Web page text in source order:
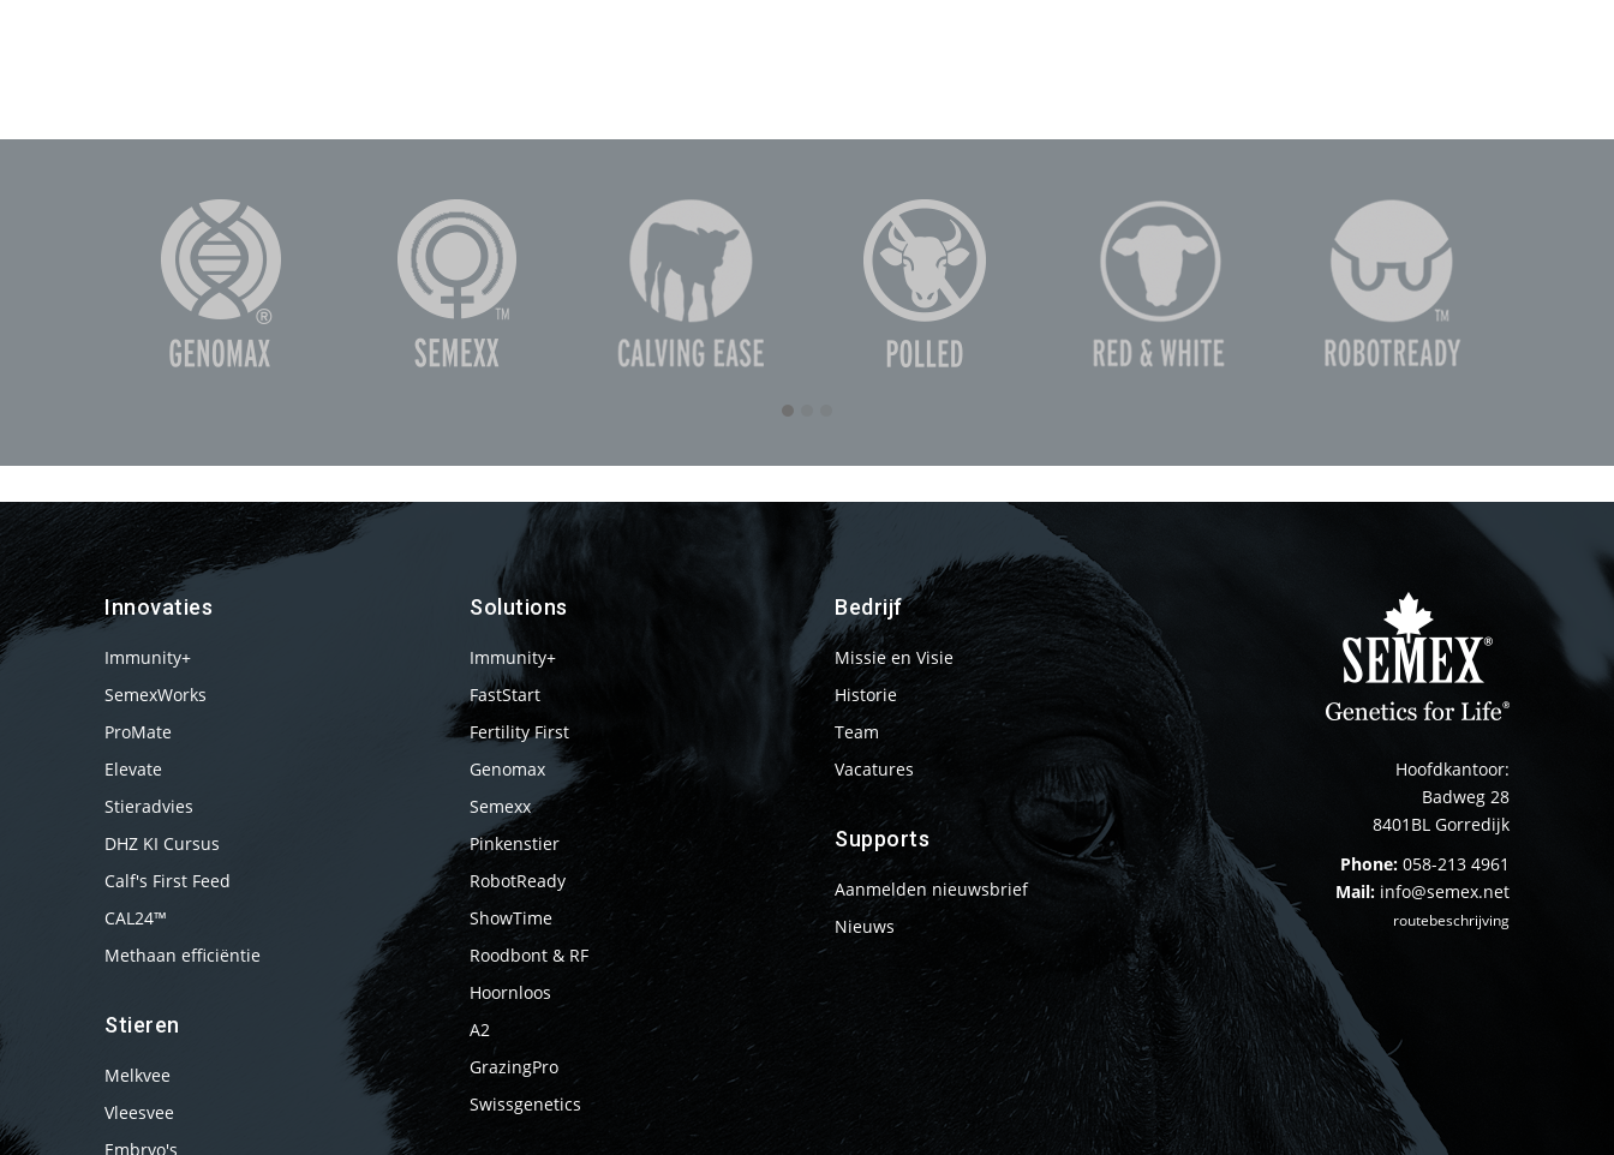
Innovaties
Immunity+
SemexWorks
ProMate
Elevate
Stieradvies
DHZ KI Cursus
Calf's First Feed
CAL24™
Methaan efficiëntie
Stieren
Melkvee
Vleesvee
Embryo's
Solutions
Immunity+
FastStart
Fertility First
Genomax
Semexx
Pinkenstier
RobotReady
ShowTime
Roodbont & RF
Hoornloos
A2
GrazingPro
Swissgenetics
Bedrijf
Missie en Visie
Historie
Team
Vacatures
Supports
Aanmelden nieuwsbrief
Nieuws
Hoofdkantoor:
Badweg 28
8401BL Gorredijk
Phone:058-213 4961
Mail: info@semex.net
routebeschrijving